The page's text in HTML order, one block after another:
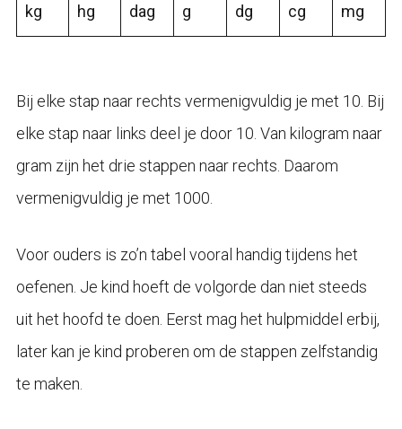
kg hg dag g dg cg mg
Bij elke stap naar rechts vermenigvuldig je met 10. Bij
elke stap naar links deel je door 10. Van kilogram naar
gram zijn het drie stappen naar rechts. Daarom
vermenigvuldig je met 1000.
Voor ouders is zo’n tabel vooral handig tijdens het
oefenen. Je kind hoeft de volgorde dan niet steeds
uit het hoofd te doen. Eerst mag het hulpmiddel erbij,
later kan je kind proberen om de stappen zelfstandig
te maken.